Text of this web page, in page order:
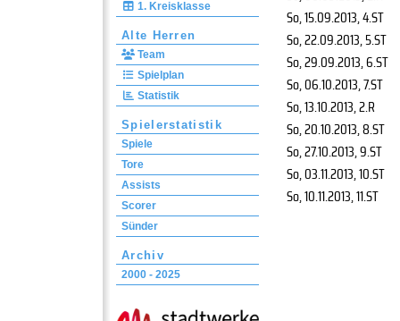
1. Kreisklasse
Alte Herren
Team
Spielplan
Statistik
Spielerstatistik
Spiele
Tore
Assists
Scorer
Sünder
Archiv
2000 - 2025
So, 15.09.2013, 4.ST
So, 22.09.2013, 5.ST
So, 29.09.2013, 6.ST
So, 06.10.2013, 7.ST
So, 13.10.2013, 2.R
So, 20.10.2013, 8.ST
So, 27.10.2013, 9.ST
So, 03.11.2013, 10.ST
So, 10.11.2013, 11.ST